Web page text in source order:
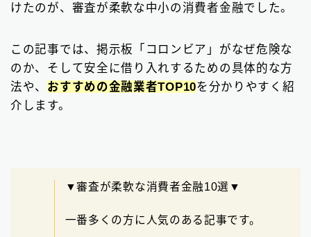
後払い決済サービス 7
おまとめローン
大手消費者金融で借りる 3
けたのが、審査が柔軟な中小の消費者金融でした。
この記事では、掲示板「コロンビア」がなぜ危険な
のか、そして安全に借り入れするための具体的な方
法や、 おすすめの金融業者TOP10を分かりやすく紹
介します。
▼審査が柔軟な消費者金融10選▼
一番多くの方に人気のある記事です。